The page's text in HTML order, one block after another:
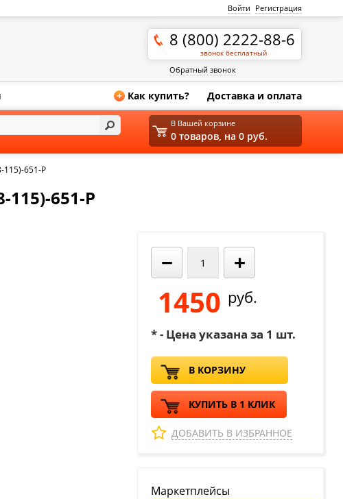
Войти Регистрация
8 (800) 2222-88-6
звонок бесплатный
Обратный звонок
+ Как купить? Доставка и оплата
115)-651-P
651-P
− +
1450 руб.
* - Цена указана за 1 шт.
В КОРЗИНУ
КУПИТЬ В 1 КЛИК
ДОБАВИТЬ В ИЗБРАННОЕ
Маркетплейсы
В Вашей корзине
0 товаров, на 0 руб.